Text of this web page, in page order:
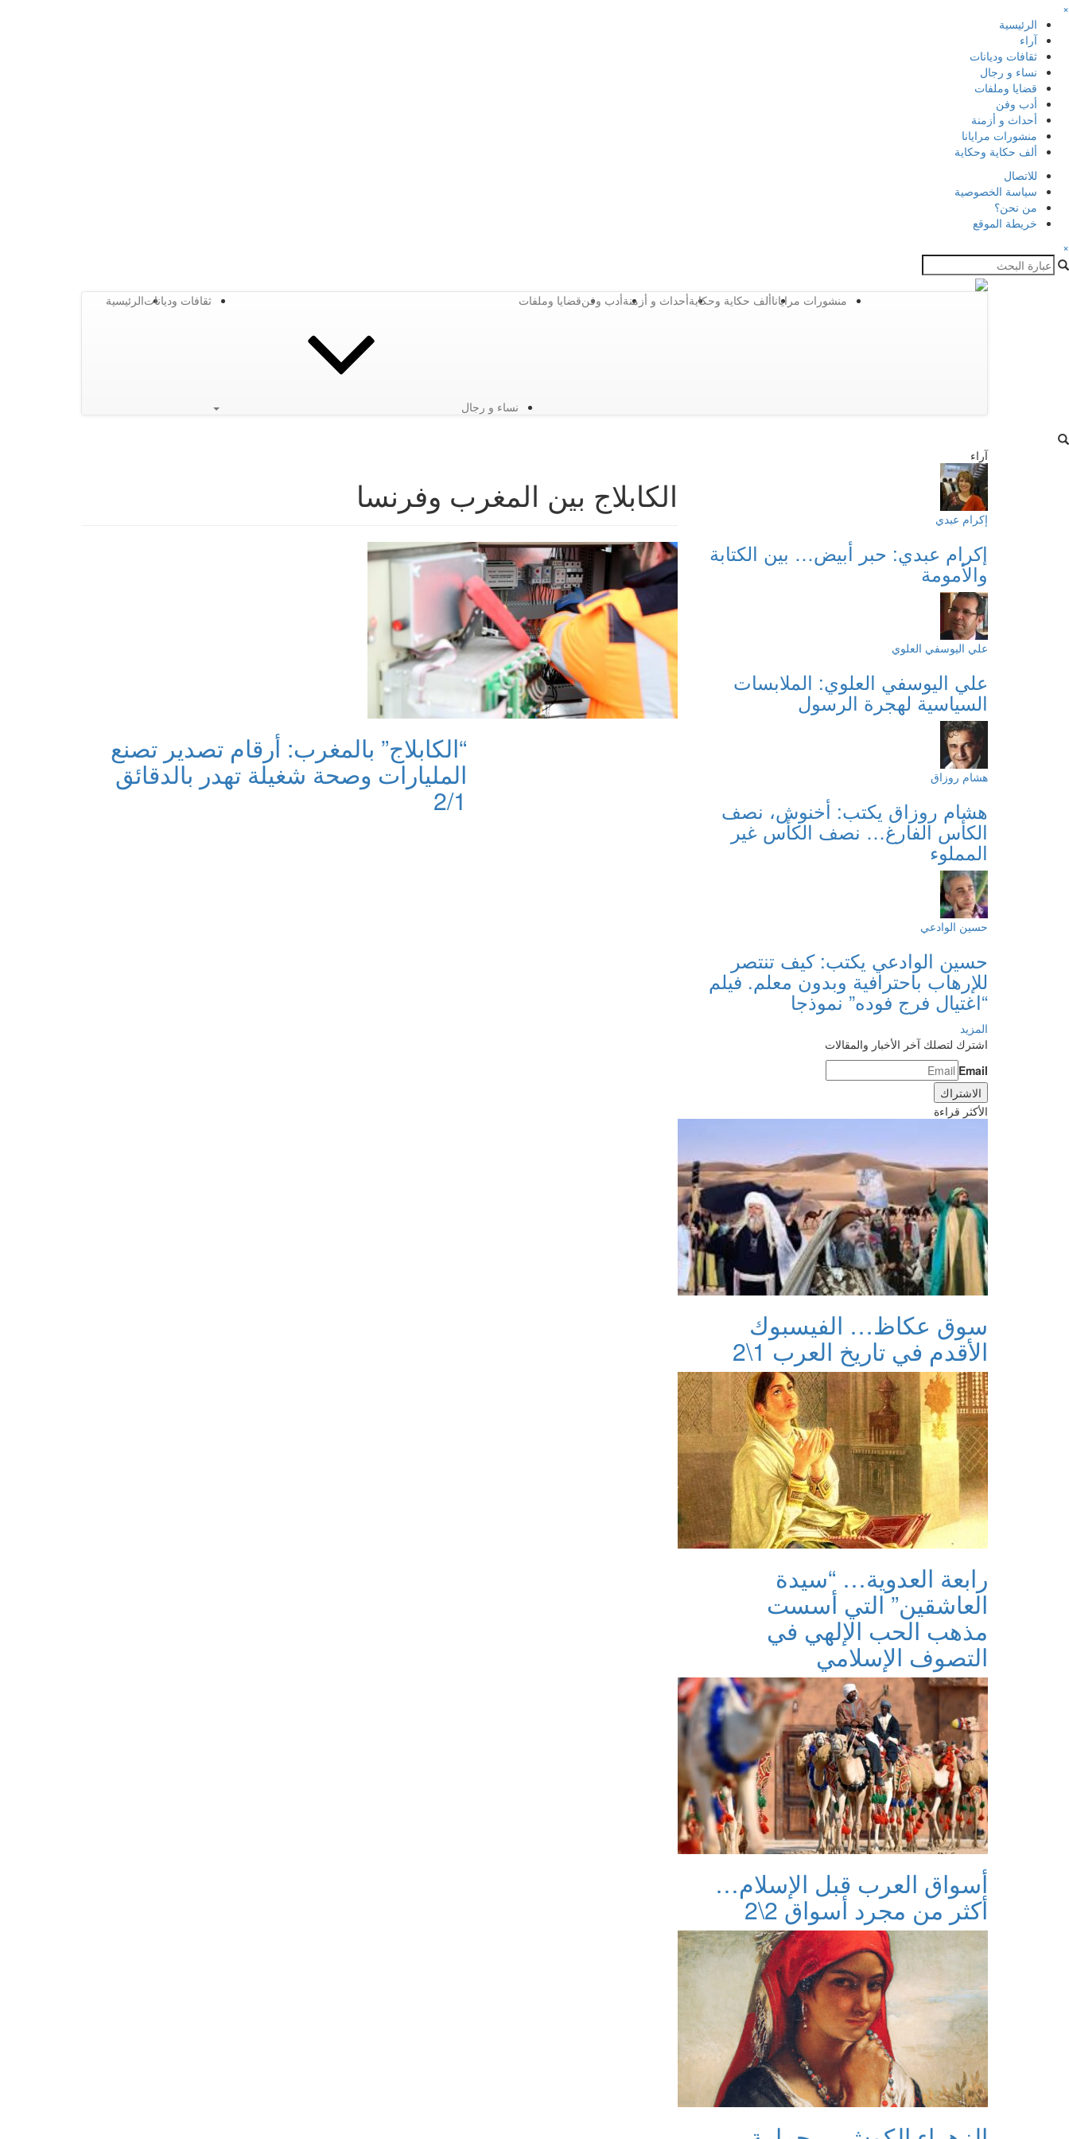
×
الرئيسية
آراء
ثقافات وديانات
نساء و رجال
قضايا وملفات
أدب وفن
أحداث و أزمنة
منشورات مرايانا
ألف حكاية وحكاية
للاتصال
سياسة الخصوصية
من نحن؟
خريطة الموقع
×
الرئيسيةثقافات وديانات
نساء و رجال
قضايا وملفاتأدب وفنأحداث و أزمنةألف حكاية وحكايةمنشورات مرايانا
الكابلاج بين المغرب وفرنسا
“الكابلاج” بالمغرب: أرقام تصدير تصنع
المليارات وصحة شغيلة تهدر بالدقائق
2/1
آراء
إكرام عبدي
إكرام عبدي: حبر أبيض… بين الكتابة
والأمومة
علي اليوسفي العلوي
علي اليوسفي العلوي: الملابسات
السياسية لهجرة الرسول
هشام روزاق
هشام روزاق يكتب: أخنوش، نصف
الكأس الفارغ… نصف الكأس غير
المملوء
حسين الوادعي
حسين الوادعي يكتب: كيف تنتصر
للإرهاب باحترافية وبدون معلم. فيلم
“اغتيال فرج فوده” نموذجا
المزيد
اشترك لتصلك آخر الأخبار والمقالات
Email
الأكثر قراءة
سوق عكاظ… الفيسبوك
الأقدم في تاريخ العرب 1\2
رابعة العدوية… “سيدة
العاشقين” التي أسست
مذهب الحب الإلهي في
التصوف الإسلامي
أسواق العرب قبل الإسلام…
أكثر من مجرد أسواق 2\2